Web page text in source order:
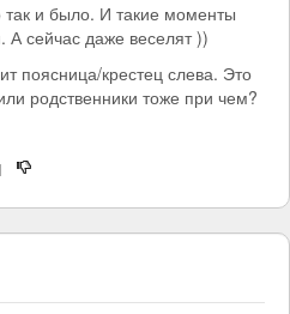
и было. И такие моменты
А сейчас даже веселят ))
поясница/крестец слева. Это
родственники тоже при чем?